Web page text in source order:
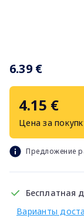
6.39 €
4.15 €
Цена за
Предложение
Бесплатная
Варианты